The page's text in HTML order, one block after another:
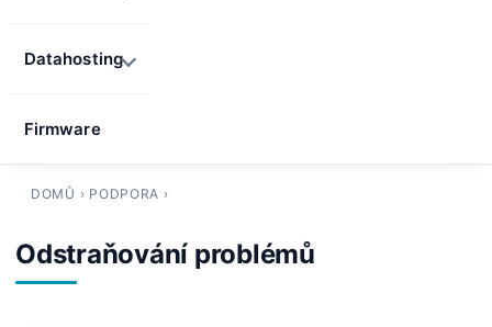
DOMŮ › PODPORA ›
Odstraňování problémů
Datahosting
Firmware